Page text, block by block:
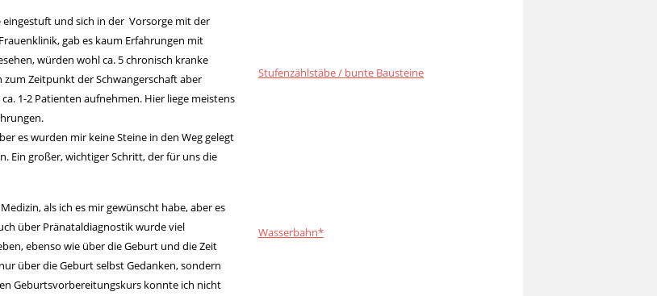
und sich in der Vorsorge mit der
gab es kaum Erfahrungen mit
würden wohl ca. 5 chronisch kranke
Zeitpunkt der Schwangerschaft aber
1-2 Patienten aufnehmen. Hier liege meistens
es wurden mir keine Steine in den Weg gelegt
Ein großer, wichtiger Schritt, der für uns die
als ich es mir gewünscht habe, aber es
über Pränataldiagnostik wurde viel
ebenso wie über die Geburt und die Zeit
über die Geburt selbst Gedanken, sondern
Geburtsvorbereitungskurs konnte ich nicht
Stufenzählstäbe / bunte Bausteine
Wasserbahn*